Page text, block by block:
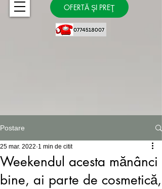
OFERTĂ ŞI PREŢ
Postare
Weekendul acesta mănânci
bine, ai parte de cosmetică,
25 mar. 2022 1 min de citit